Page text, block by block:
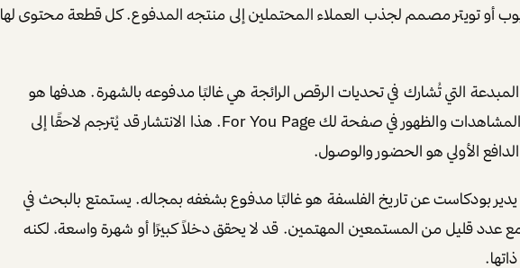
أو تويتر مصمم لجذب العملاء المحتملين إلى منتجه المدفوع. كل قطعة محتوى لها
المبدعة التي تُشارك في تحديات الرقص الرائجة هي غالبًا مدفوعه بالشهرة. هدفها هو
الحصول على ملايين المشاهدات والظهور في صفحة لك For You Page. هذا الانتشار قد يُترجم لاحقًا إلى
الأولي هو الحضور والوصول.
يدير بودكاست عن تاريخ الفلسفة هو غالبًا مدفوع بشغفه بمجاله. يستمتع بالبحث في
عدد قليل من المستمعين المهتمين. قد لا يحقق دخلاً كبيرًا أو شهرة واسعة، لكنه